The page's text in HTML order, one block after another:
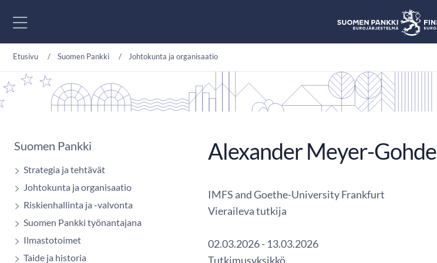
Etusivu Suomen Pankki Johtokunta ja organisaatio
Suomen Pankki
Strategia ja tehtävät
Johtokunta ja organisaatio
Riskienhallinta ja -valvonta
Suomen Pankki työnantajana
Ilmastotoimet
Taide ja historia
Alexander Meyer-Gohde
IMFS and Goethe-University Frankfurt
Vieraileva tutkija
02.03.2026 - 13.03.2026
Tutkimusyksikkö